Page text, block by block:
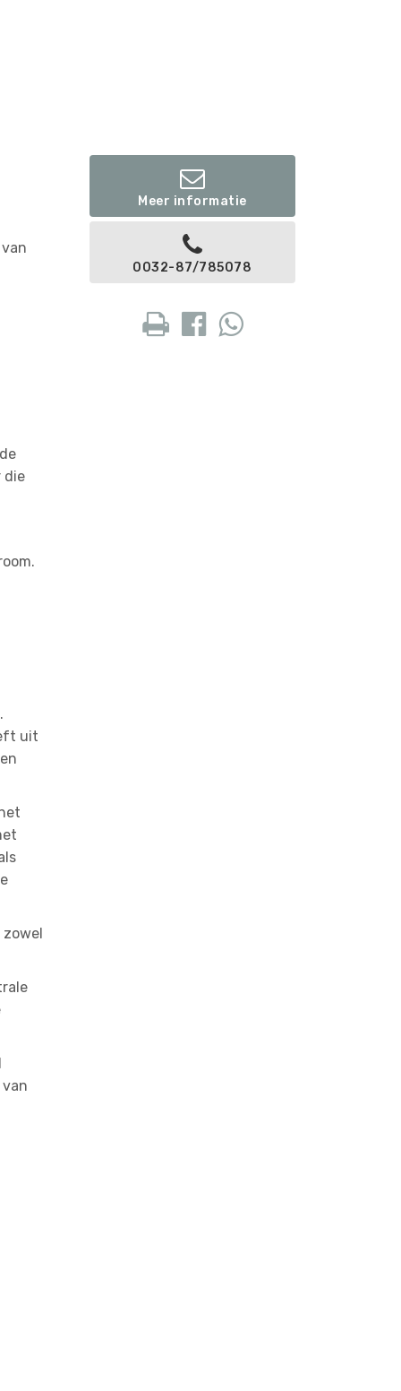
die
uit
zowel
Meer informatie
0032-87/785078